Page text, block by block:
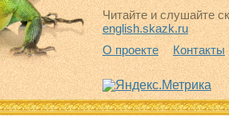
Читайте и слушайте
english.skazk.ru
О проекте
Контакты